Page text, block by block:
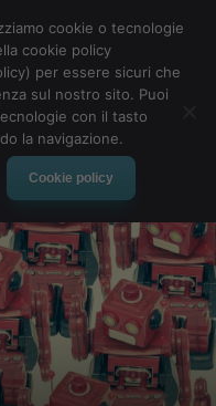
cookie o tecnologie
cookie policy
per essere sicuri che
sul nostro sito. Puoi
con il tasto
la navigazione.
Cookie policy